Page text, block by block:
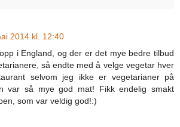
2014 kl. 12:40
i England, og der er det mye bedre tilbud
så endte med å velge vegetar hver
selvom jeg ikke er vegetarianer på
var så mye god mat! Fikk endelig smakt
som var veldig god!:)